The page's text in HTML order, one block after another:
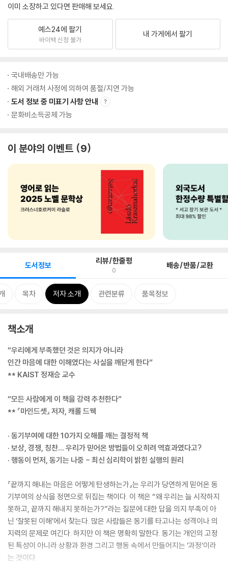
이미 소장하고 있다면 판매해 보세요.
예스24에 팔기
바이백 신청 불가
내 가게에서 팔기
국내배송만 가능
해외 거래처 사정에 의하여 품절/지연 가능
도서 정보 중 미표기 사항 안내
문화비소득공제 가능
이 분야의 이벤트 9
도서정보 리뷰/한줄평
0 배송/반품/교환
목차 저자 소개 관련분류 품목정보
책소개
“우리에게 부족했던 것은 의지가 아니라
인간 마음에 대한 이해였다는 사실을 깨닫게 한다”
** KAIST 정재승 교수
“모든 사람에게 이 책을 강력 추천한다”
** 『마인드셋』 저자, 캐롤 드웩
· 동기부여에 대한 10가지 오해를 깨는 결정적 책
· 보상, 경쟁, 칭찬… 우리가 믿어온 방법들이 오히려 역효과였다고?
· 행동이 먼저, 동기는 나중 - 최신 심리학이 밝힌 실행의 원리
『끝까지 해내는 마음은 어떻게 탄생하는가』는 우리가 당연하게 믿어온 동
기부여의 상식을 정면으로 뒤집는 책이다. 이 책은 “왜 우리는 늘 시작하지
못하고, 끝까지 해내지 못하는가?”라는 질문에 대한 답을 의지 부족이 아
닌 ‘잘못된 이해’에서 찾는다. 많은 사람들은 동기를 타고나는 성격이나 의
지력의 문제로 여긴다. 하지만 이 책은 명확히 말한다. 동기는 개인의 고정
된 특성이 아니라 상황과 환경 그리고 행동 속에서 만들어지는 ‘과정’이라
는 것이다.